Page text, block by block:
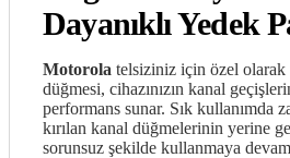
Dayanıklı Yedek
Motorolatelsiziniz için özel olarak
düğmesi, cihazınızın kanal
performans sunar. Sık kullanımda
kırılan kanal düğmelerinin yerine
sorunsuz şekilde kullanmaya